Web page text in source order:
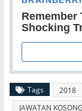
Tags 2018
JAWATAN